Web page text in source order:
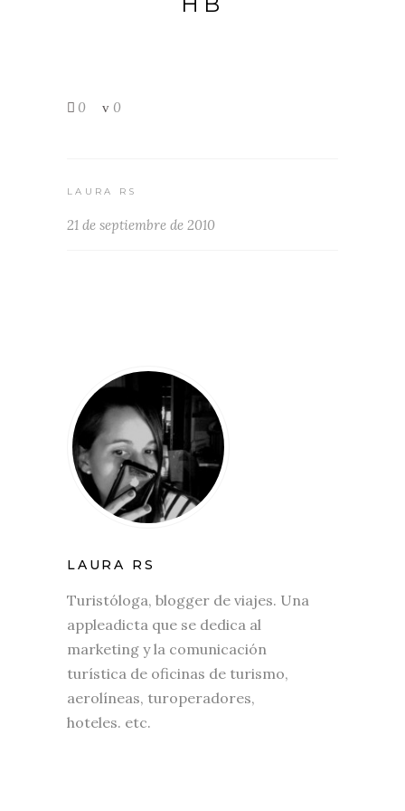
0 0
LAURA RS
21 de septiembre de 2010
LAURA RS
Turistóloga, blogger de viajes. Una
appleadicta que se dedica al
marketing y la comunicación
turística de oficinas de turismo,
aerolíneas, turoperadores,
hoteles. etc.